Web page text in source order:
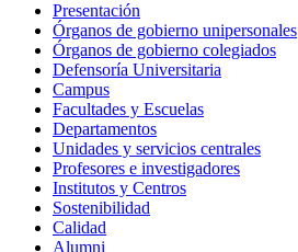
Presentación
Órganos de gobierno unipersonales
Órganos de gobierno colegiados
Defensoría Universitaria
Campus
Facultades y Escuelas
Departamentos
Unidades y servicios centrales
Profesores e investigadores
Institutos y Centros
Sostenibilidad
Calidad
Alumni